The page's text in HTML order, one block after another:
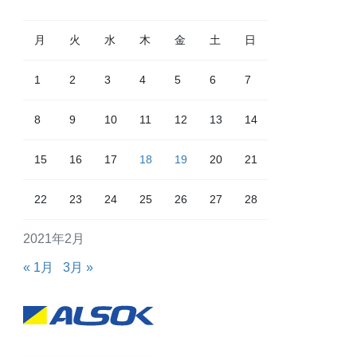
2021年2月
月 火 水 木 金 土 日
1 2 3 4 5 6 7
8 9 10 11 12 13 14
15 16 17 18 19 20 21
22 23 24 25 26 27 28
« 1月 3月 »